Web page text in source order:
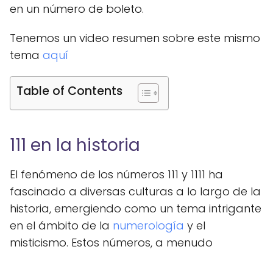
en un número de boleto.
Tenemos un video resumen sobre este mismo
tema aquí
Table of Contents
111 en la historia
El fenómeno de los números 111 y 1111 ha
fascinado a diversas culturas a lo largo de la
historia, emergiendo como un tema intrigante
en el ámbito de la numerología y el
misticismo. Estos números, a menudo